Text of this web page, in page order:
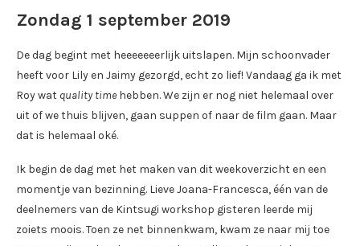
Zondag 1 september 2019
De dag begint met heeeeeeerlijk uitslapen. Mijn schoonvader
heeft voor Lily en Jaimy gezorgd, echt zo lief! Vandaag ga ik met
Roy wat quality timehebben. We zijn er nog niet helemaal over
uit of we thuis blijven, gaan suppen of naar de film gaan. Maar
dat is helemaal oké.
Ik begin de dag met het maken van dit weekoverzicht en een
momentje van bezinning. Lieve Joana-Francesca, één van de
deelnemers van de Kintsugi workshop gisteren leerde mij
zoiets moois. Toen ze net binnenkwam, kwam ze naar mij toe